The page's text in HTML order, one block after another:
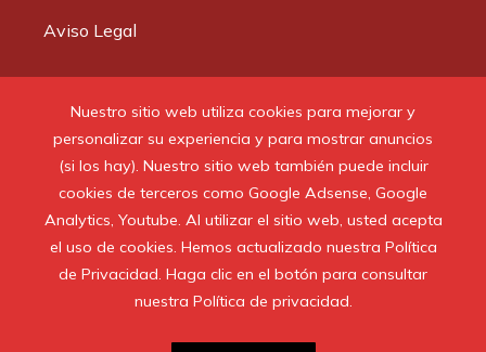
Nuestro sitio web utiliza cookies para mejorar y
personalizar su experiencia y para mostrar anuncios
(si los hay). Nuestro sitio web también puede incluir
cookies de terceros como Google Adsense, Google
Analytics, Youtube. Al utilizar el sitio web, usted acepta
el uso de cookies. Hemos actualizado nuestra Política
de Privacidad. Haga clic en el botón para consultar
nuestra Política de privacidad.
Aviso Legal
© 2020 Todos los derechos reservados.